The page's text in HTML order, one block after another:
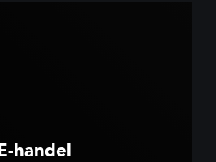
E-handel